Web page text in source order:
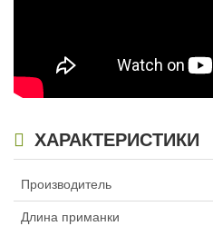
Воблер Rapala Down Deep Husky
Jerk до 5,5 м (14см, 23гр) YP
899
ХАРАКТЕРИСТИКИ
Производитель
Длина приманки